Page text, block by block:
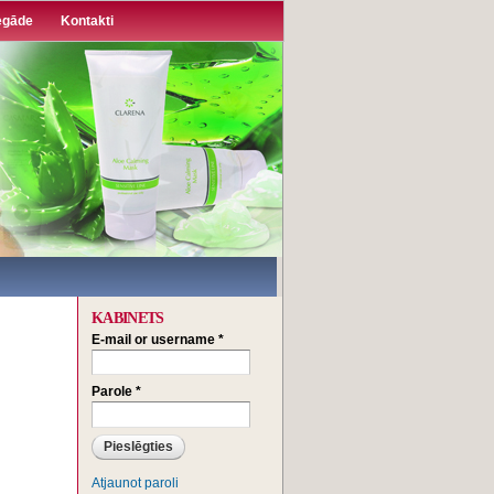
Kontakti
KABINETS
E-mail or username *
Parole *
Atjaunot paroli